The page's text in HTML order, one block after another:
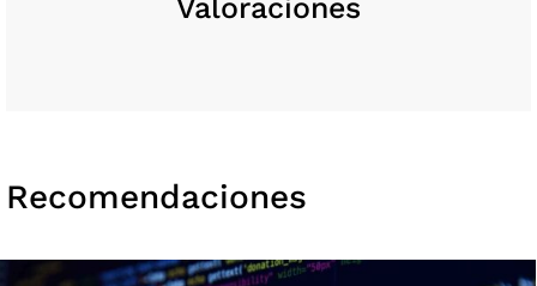
Valoraciones
Recomendaciones